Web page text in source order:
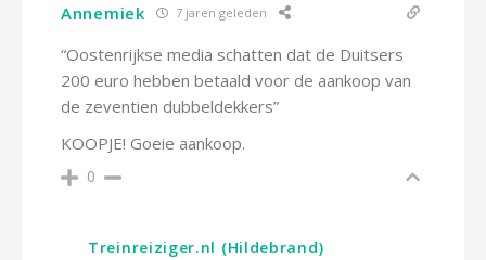
Annemiek 7 jaren geleden
“Oostenrijkse media schatten dat de Duitsers
200 euro hebben betaald voor de aankoop van
de zeventien dubbeldekkers”
KOOPJE! Goeie aankoop.
0
Treinreiziger.nl (Hildebrand)